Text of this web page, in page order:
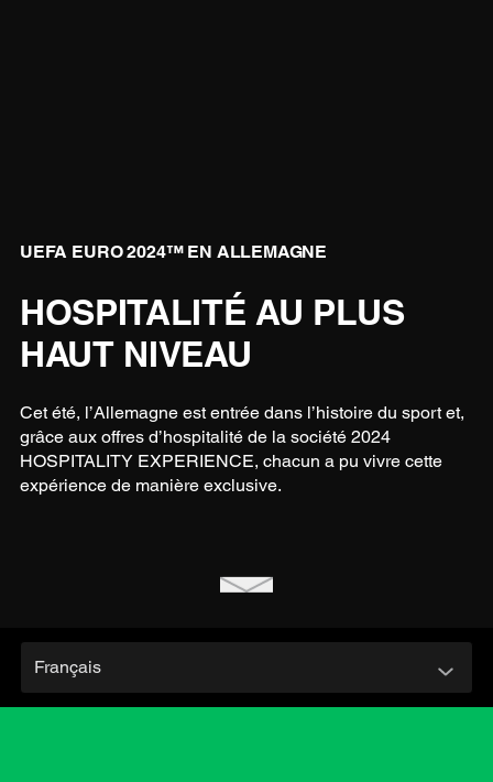
UEFA EURO 2024™ EN ALLEMAGNE
HOSPITALITÉ AU PLUS
HAUT NIVEAU
Cet été, l’Allemagne est entrée dans l’histoire du sport et,
grâce aux offres d’hospitalité de la société 2024
HOSPITALITY EXPERIENCE, chacun a pu vivre cette
expérience de manière exclusive.
Français